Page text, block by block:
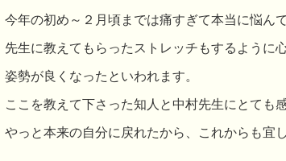
今年の初め～２月頃までは痛すぎて本当に悩ん
先生に教えてもらったストレッチもするように
姿勢が良くなったといわれます。
ここを教えて下さった知人と中村先生にとても
やっと本来の自分に戻れたから、これからも宜